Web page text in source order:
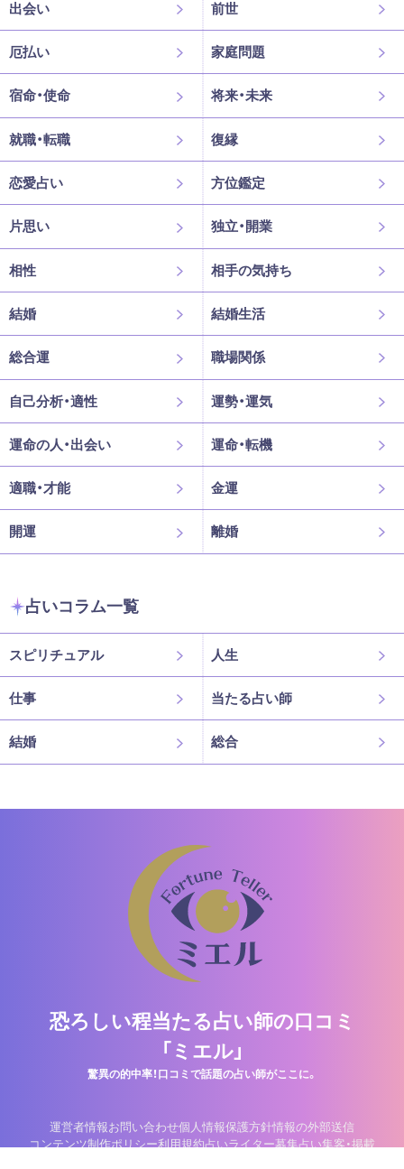
出会い 前世
厄払い 家庭問題
宿命・使命 将来・未来
就職・転職 復縁
恋愛占い 方位鑑定
片思い 独立・開業
相性 相手の気持ち
結婚 結婚生活
総合運 職場関係
自己分析・適性 運勢・運気
運命の人・出会い 運命・転機
適職・才能 金運
開運 離婚
占いコラム一覧
スピリチュアル 人生
仕事 当たる占い師
結婚 総合
恐ろしい程当たる占い師の口コミ
「ミエル」
驚異の的中率！口コミで話題の占い師がここに。
運営者情報お問い合わせ個人情報保護方針情報の外部送信
コンテンツ制作ポリシー利用規約占いライター募集占い集客・掲載